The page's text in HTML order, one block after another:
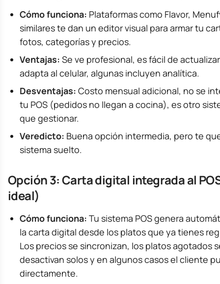
Cómo funciona: Plataformas como Flavor,
similares te dan un editor visual para armar tu
fotos, categorías y precios.
Ventajas: Se ve profesional, es fácil de
adapta al celular, algunas incluyen analítica.
Desventajas: Costo mensual adicional, no se
tu POS (pedidos no llegan a cocina), es otro
que gestionar.
Veredicto: Buena opción intermedia, pero te
sistema suelto.
Opción 3: Carta digital integrada al
ideal)
Cómo funciona: Tu sistema POS genera
la carta digital desde los platos que ya tienes
Los precios se sincronizan, los platos agotados
desactivan solos y en algunos casos el cliente
directamente.